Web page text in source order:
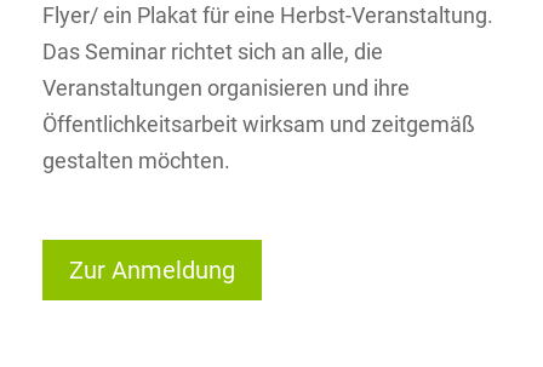
Flyer/ ein Plakat für eine Herbst-Veranstaltung.
Das Seminar richtet sich an alle, die
Veranstaltungen organisieren und ihre
Öffentlichkeitsarbeit wirksam und zeitgemäß
gestalten möchten.
Zur Anmeldung